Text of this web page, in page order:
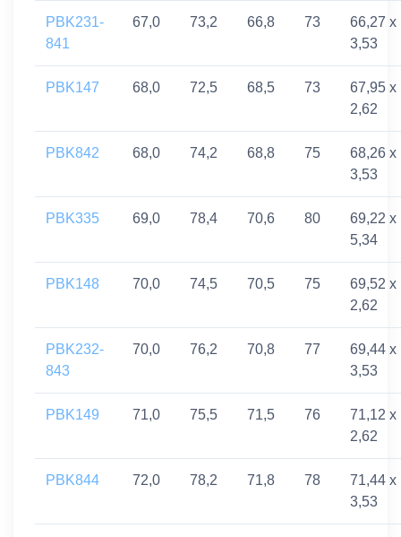
PBK231-
841
67,0 73,2 66,8 73
66,27 x
3,53
PBK147 68,0 72,5 68,5 73
67,95 x
2,62
PBK842 68,0 74,2 68,8 75
68,26 x
3,53
PBK335 69,0 78,4 70,6 80
69,22 x
5,34
PBK148 70,0 74,5 70,5 75
69,52 x
2,62
PBK232-
843
70,0 76,2 70,8 77
69,44 x
3,53
PBK149 71,0 75,5 71,5 76
71,12 x
2,62
PBK844 72,0 78,2 71,8 78
71,44 x
3,53